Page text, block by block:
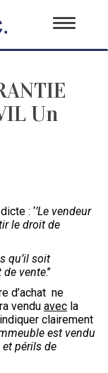
Toggle
Un
: ‘’Le vendeur
le droit de
qu’il soit
de vente.’’
d’achat ne
vendu avec la
clairement
est vendu
périls de